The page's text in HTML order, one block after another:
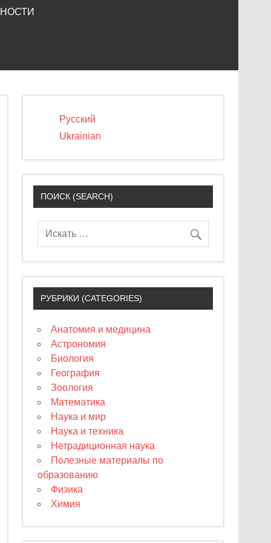
Русский
Ukrainian
ПОИСК (SEARCH)
РУБРИКИ (CATEGORIES)
Анатомия и медицина
Астрономия
Биология
География
Зоология
Математика
Наука и мир
Наука и техника
Нетрадиционная наука
Полезные материалы по
образованию
Физика
Химия